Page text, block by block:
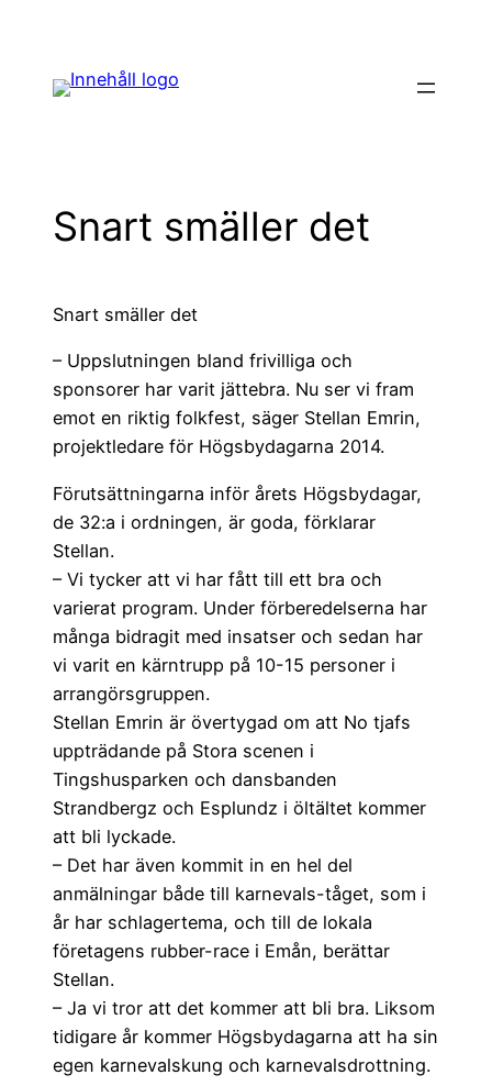
innehåll
Snart smäller det
Snart smäller det
– Uppslutningen bland frivilliga och
sponsorer har varit jättebra. Nu ser vi fram
emot en riktig folkfest, säger Stellan Emrin,
projektledare för Högsbydagarna 2014.
Förutsättningarna inför årets Högsbydagar,
de 32:a i ordningen, är goda, förklarar
Stellan.
– Vi tycker att vi har fått till ett bra och
varierat program. Under förberedelserna har
många bidragit med insatser och sedan har
vi varit en kärntrupp på 10-15 personer i
arrangörsgruppen.
Stellan Emrin är övertygad om att No tjafs
uppträdande på Stora scenen i
Tingshusparken och dansbanden
Strandbergz och Esplundz i öltältet kommer
att bli lyckade.
– Det har även kommit in en hel del
anmälningar både till karnevals-tåget, som i
år har schlagertema, och till de lokala
företagens rubber-race i Emån, berättar
Stellan.
– Ja vi tror att det kommer att bli bra. Liksom
tidigare år kommer Högsbydagarna att ha sin
egen karnevalskung och karnevalsdrottning.